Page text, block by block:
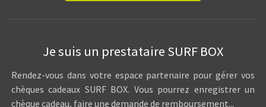
Je suis un prestataire SURF BOX
Rendez-vous dans votre espace partenaire pour gérer vos
chèques cadeaux SURF BOX. Vous pourrez enregistrer un
chèque cadeau, faire une demande de remboursement...